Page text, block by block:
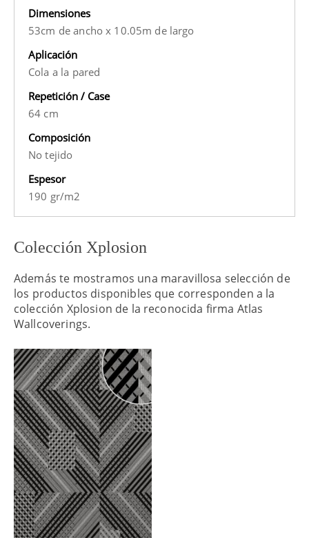
Dimensiones
53cm de ancho x 10.05m de largo
Aplicación
Cola a la pared
Repetición / Case
64 cm
Composición
No tejido
Espesor
190 gr/m2
Colección Xplosion
Además te mostramos una maravillosa selección de
los productos disponibles que corresponden a la
colección Xplosion de la reconocida firma Atlas
Wallcoverings.